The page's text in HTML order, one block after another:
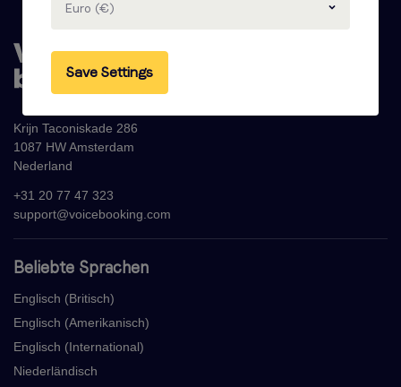
Beliebte Sprachen
Englisch (Britisch)
Englisch (Amerikanisch)
Englisch (International)
Niederländisch
Krijn Taconiskade 286
1087 HW Amsterdam
Nederland
+31 20 77 47 323
support@voicebooking.com
Euro (€)
Save Settings